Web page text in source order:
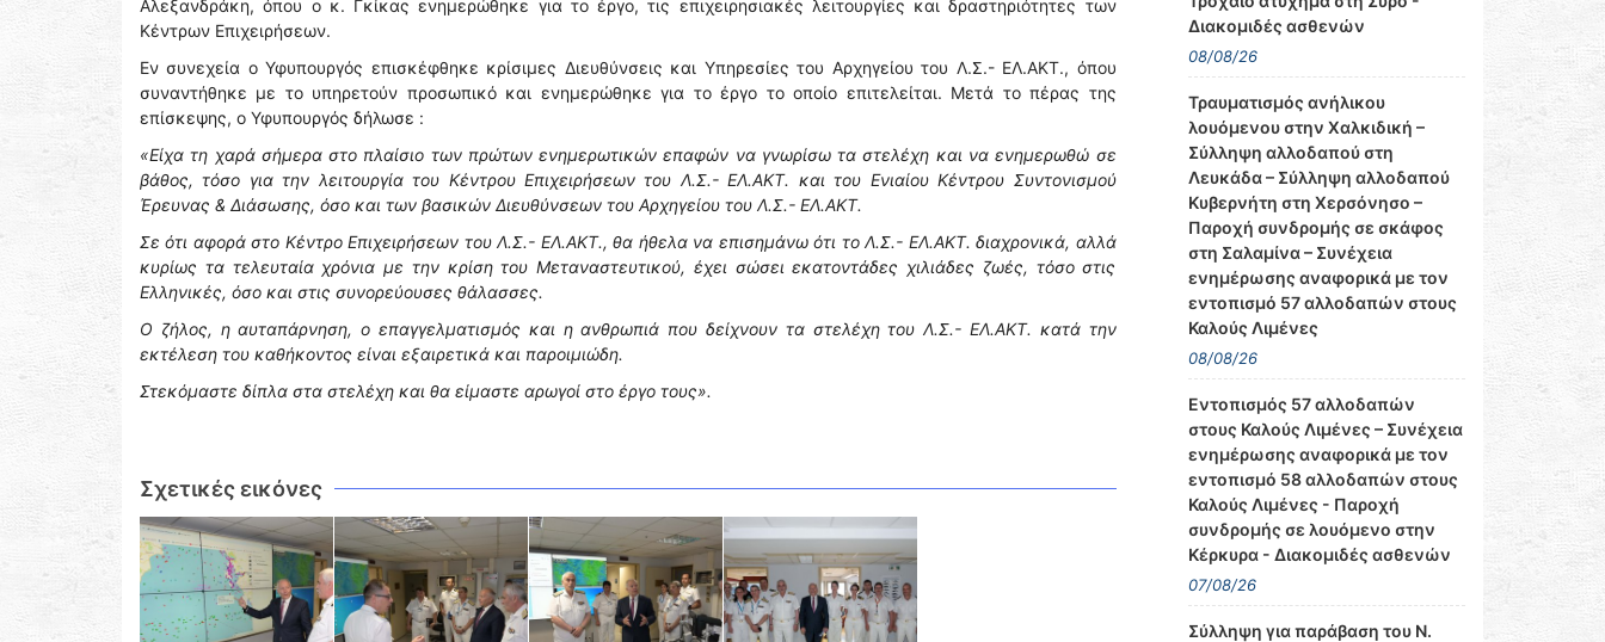
Αλεξανδράκη, όπου ο κ. Γκίκας ενημερώθηκε για το έργο, τις επιχειρησιακές λειτουργίες και δραστηριότητες των
Κέντρων Επιχειρήσεων.
Εν συνεχεία ο Υφυπουργός επισκέφθηκε κρίσιμες Διευθύνσεις και Υπηρεσίες του Αρχηγείου του Λ.Σ.- ΕΛ.ΑΚΤ., όπου
συναντήθηκε με το υπηρετούν προσωπικό και ενημερώθηκε για το έργο το οποίο επιτελείται. Μετά το πέρας της
επίσκεψης, ο Υφυπουργός δήλωσε :
«Είχα τη χαρά σήμερα στο πλαίσιο των πρώτων ενημερωτικών επαφών να γνωρίσω τα στελέχη και να ενημερωθώ σε
βάθος, τόσο για την λειτουργία του Κέντρου Επιχειρήσεων του Λ.Σ.- ΕΛ.ΑΚΤ. και του Ενιαίου Κέντρου Συντονισμού
Έρευνας & Διάσωσης, όσο και των βασικών Διευθύνσεων του Αρχηγείου του Λ.Σ.- ΕΛ.ΑΚΤ.
Σε ότι αφορά στο Κέντρο Επιχειρήσεων του Λ.Σ.- ΕΛ.ΑΚΤ., θα ήθελα να επισημάνω ότι το Λ.Σ.- ΕΛ.ΑΚΤ. διαχρονικά, αλλά
κυρίως τα τελευταία χρόνια με την κρίση του Μεταναστευτικού, έχει σώσει εκατοντάδες χιλιάδες ζωές, τόσο στις
Ελληνικές, όσο και στις συνορεύουσες θάλασσες.
Ο ζήλος, η αυταπάρνηση, ο επαγγελματισμός και η ανθρωπιά που δείχνουν τα στελέχη του Λ.Σ.- ΕΛ.ΑΚΤ. κατά την
εκτέλεση του καθήκοντος είναι εξαιρετικά και παροιμιώδη.
Στεκόμαστε δίπλα στα στελέχη και θα είμαστε αρωγοί στο έργο τους».
Σχετικές εικόνες
Διακομιδές ασθενών
08/08/26
Τραυματισμός ανήλικου
λουόμενου στην Χαλκιδική –
Σύλληψη αλλοδαπού στη
Λευκάδα – Σύλληψη αλλοδαπού
Κυβερνήτη στη Χερσόνησο –
Παροχή συνδρομής σε σκάφος
στη Σαλαμίνα – Συνέχεια
ενημέρωσης αναφορικά με τον
εντοπισμό 57 αλλοδαπών στους
Καλούς Λιμένες
08/08/26
Εντοπισμός 57 αλλοδαπών
στους Καλούς Λιμένες – Συνέχεια
ενημέρωσης αναφορικά με τον
εντοπισμό 58 αλλοδαπών στους
Καλούς Λιμένες - Παροχή
συνδρομής σε λουόμενο στην
Κέρκυρα - Διακομιδές ασθενών
07/08/26
Σύλληψη για παράβαση του Ν.